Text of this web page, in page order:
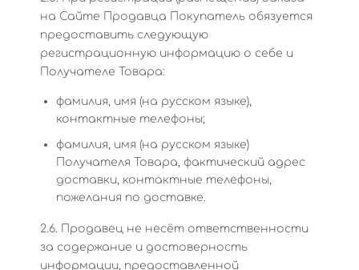
на Сайте Продавца Покупатель обязуется
предоставить следующую
регистрационную информацию о себе и
Получателе Товара:
фамилия, имя (на русском языке),
контактные телефоны;
фамилия, имя (на русском языке)
Получателя Товара, фактический адрес
доставки, контактные телефоны,
пожелания по доставке.
2.6. Продавец не несёт ответственности
за содержание и достоверность
информации, предоставленной